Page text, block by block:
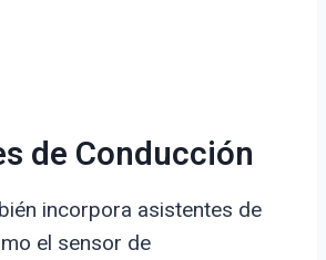
de Conducción
incorpora asistentes de
el sensor de